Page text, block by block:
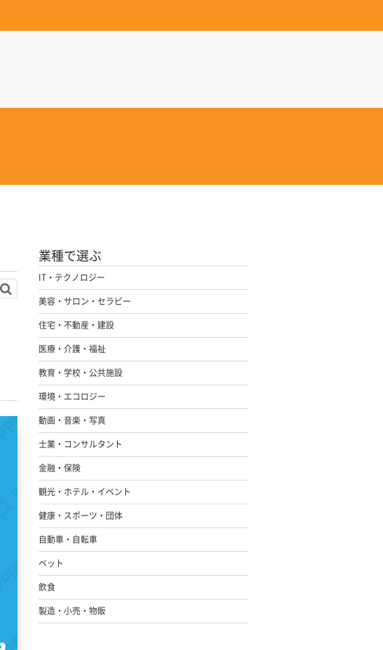
業種で選ぶ
IT・テクノロジー
美容・サロン・セラピー
住宅・不動産・建設
医療・介護・福祉
教育・学校・公共施設
環境・エコロジー
動画・音楽・写真
士業・コンサルタント
金融・保険
観光・ホテル・イベント
健康・スポーツ・団体
自動車・自転車
ペット
飲食
製造・小売・物販